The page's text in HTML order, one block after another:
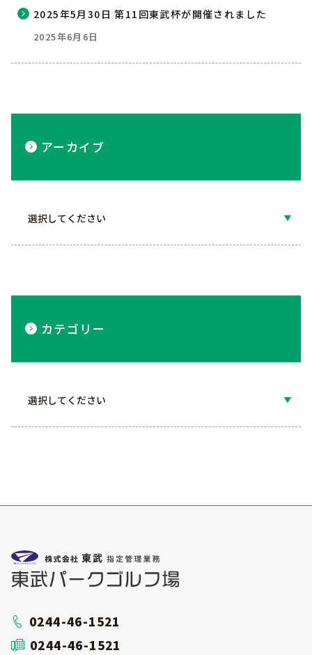
2025年5月30日 第11回東武杯が開催されました
2025年6月6日
アーカイブ
カテゴリー
0244-46-1521
0244-46-1521